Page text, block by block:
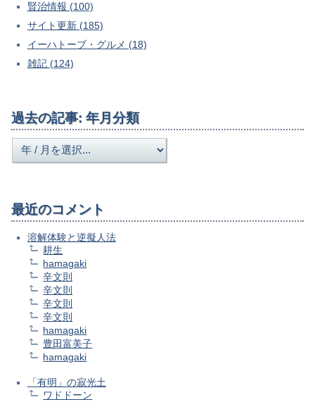
賢治情報 (100)
サイト更新 (185)
イーハトーブ・グルメ (18)
雑記 (124)
過去の記事: 年月分類
最近のコメント
溶解体験と逆擬人法
耕生
hamagaki
辛文則
辛文則
辛文則
辛文則
hamagaki
豊田富美子
hamagaki
「有明」の寂光土
ワドドーン